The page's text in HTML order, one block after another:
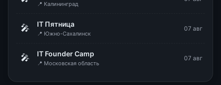
📍 Калининград
🎤 IT Пятница
📍 Южно-Сахалинск
07 авг
🎤 IT Founder Camp
📍 Московская область
07 авг